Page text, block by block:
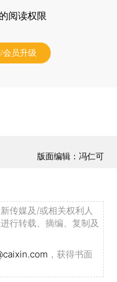
阅读权限
会员升级
版面编辑：冯仁可
传媒及/或相关权利人
行转载、摘编、复制及
，获得书面